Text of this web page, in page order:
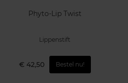
Phyto-Lip Twist
Lippenstift
€ 42,50 Bestel nu!